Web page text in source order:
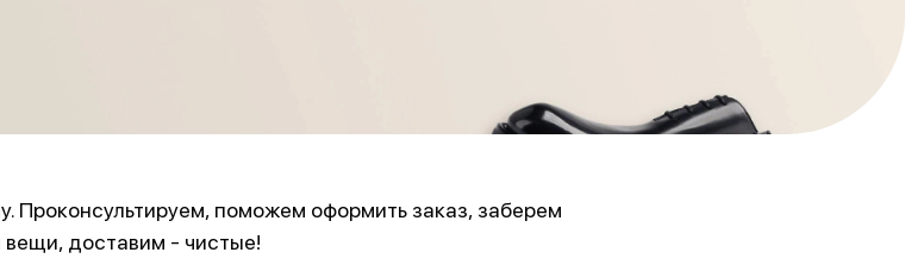
Проконсультируем, поможем оформить заказ, заберем
вещи, доставим - чистые!